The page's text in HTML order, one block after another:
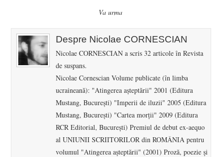
Va urma
Despre Nicolae CORNESCIAN
Nicolae CORNESCIAN a scris 32 articole în Revista
de suspans.
Nicolae Cornescian Volume publicate (în limba
ucraineană): "Atingerea aşteptării" 2001 (Editura
Mustang, Bucureşti) "Imperii de iluzii" 2005 (Editura
Mustang, Bucureşti) "Cartea morţii" 2009 (Editura
RCR Editorial, Bucureşti) Premiul de debut ex-aequo
al UNIUNII SCRIITORILOR din ROMÂNIA pentru
volumul "Atingerea aşteptării" (2001) Proză, poezie şi